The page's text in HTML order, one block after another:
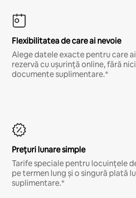
Flexibilitatea de care ai nevoie
Alege datele exacte pentru care
rezervă cu ușurință online, fără
documente suplimentare.*
Prețuri lunare simple
Tarife speciale pentru locuințele
pe termen lung și o singură plată
suplimentare.*